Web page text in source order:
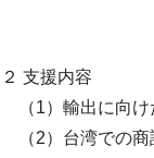
２
（1）輸出に向
（2）台湾での